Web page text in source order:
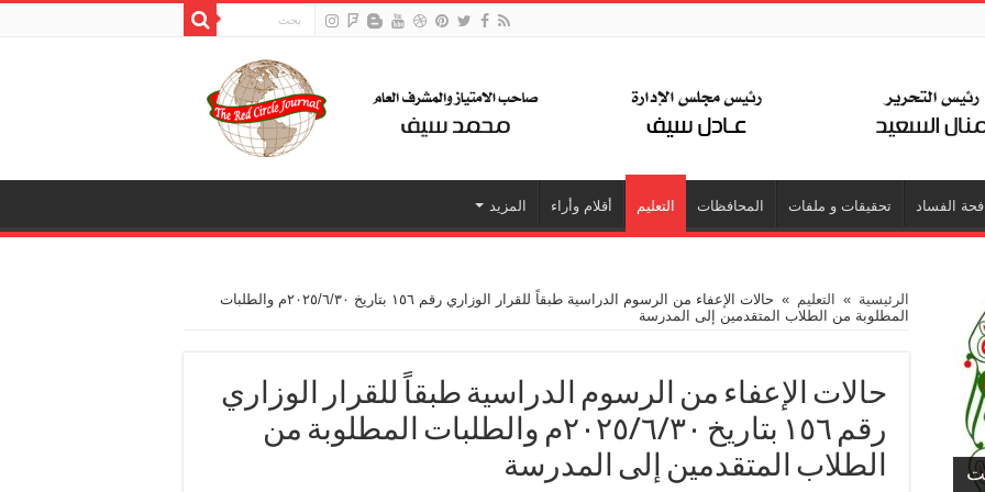
الفساد تحقيقات و ملفات المحافظات التعليم أقلام وأراء المزيد
الرئيسية » التعليم »
حالات الإعفاء من الرسوم الدراسية طبقاً للقرار الوزاري رقم ١٥٦ بتاريخ ٢٠٢٥/٦/٣٠م والطلبات
المطلوبة من الطلاب المتقدمين إلى المدرسة
حالات الإعفاء من الرسوم الدراسية طبقاً للقرار الوزاري
رقم ١٥٦ بتاريخ ٢٠٢٥/٦/٣٠م والطلبات المطلوبة من
الطلاب المتقدمين إلى المدرسة